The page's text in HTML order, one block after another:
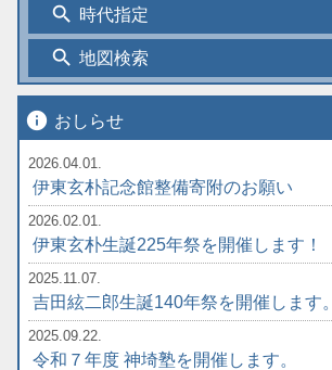
search 時代指定
search 地図検索
info おしらせ
2026.04.01.
伊東玄朴記念館整備寄附のお願い
2026.02.01.
伊東玄朴生誕225年祭を開催します！
2025.11.07.
吉田絃二郎生誕140年祭を開催します。
2025.09.22.
令和７年度 神埼塾を開催します。